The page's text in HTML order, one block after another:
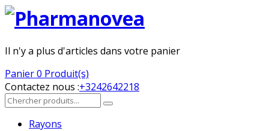
Il n'y a plus d'articles dans votre panier
Panier0 Produit(s)
Contactez nous :+3242642218
Rayons